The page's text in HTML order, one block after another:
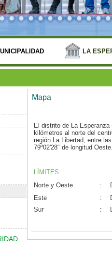
LA
Mapa
El distrito de La
kilómetros al norte del
región La Libertad, entre
79º02'28" de longitud
LÍMITES:
Norte y Oeste
:
Este
:
Sur
: